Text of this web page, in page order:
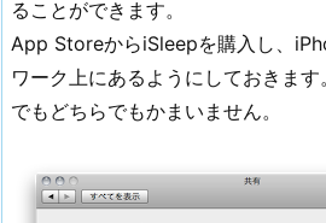
ることができます。
App StoreからiSleepを購入し、
ワーク上にあるようにしておきま
でもどちらでもかまいません。